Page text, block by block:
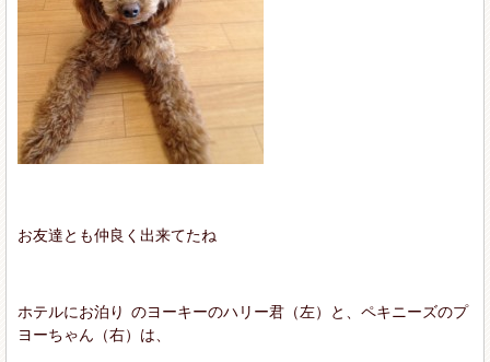
お友達とも仲良く出来てたね
ホテルにお泊り のヨーキーのハリー君（左）と、ペキニーズのプ
ヨーちゃん（右）は、